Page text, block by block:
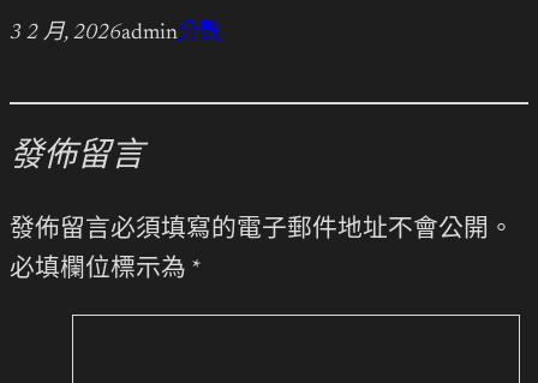
3 2 月, 2026admin分數
發佈留言
發佈留言必須填寫的電子郵件地址不會公開。
必填欄位標示為 *